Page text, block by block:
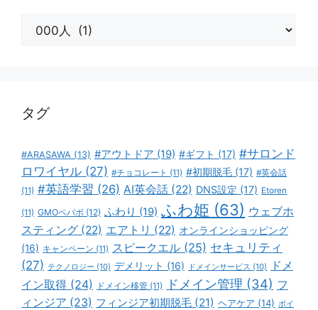
タグ
#ARASAWA (13) #アウトドア (19) #ギフト (17) #サロンド
ロワイヤル (27) #チョコレート (11) #初期脱毛 (17) #英会話
(11) #英語学習 (26) AI英会話 (22) DNS設定 (17) Etoren
(11) GMOペパボ (12) ふわり (19) ふわ姫 (63) ウェブホ
スティング (22) エアトリ (22) オンラインショッピング
(16) キャンペーン (11) スピークエル (25) セキュリティ
(27) テクノロジー (10) デメリット (16) ドメインサービス (10)
ドメ
イン取得 (24) ドメイン移管 (11) ドメイン管理 (34) フ
ィンジア (23) フィンジア初期脱毛 (21) ヘアケア (14) ボイ